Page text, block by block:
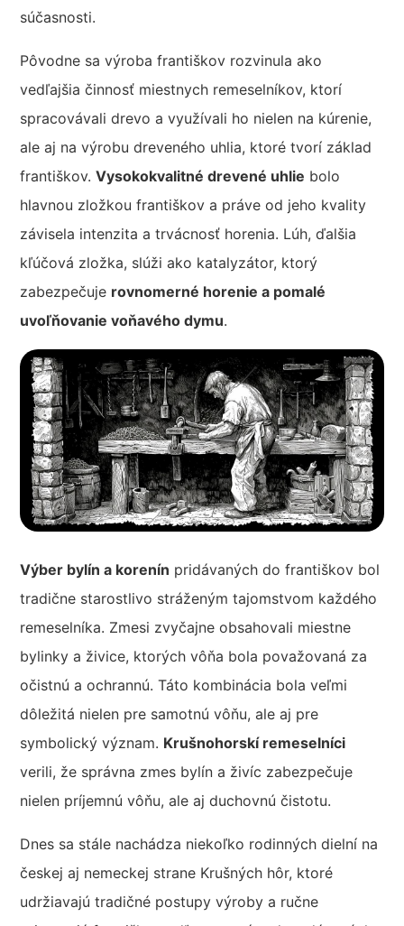
súčasnosti.
Pôvodne sa výroba františkov rozvinula ako
vedľajšia činnosť miestnych remeselníkov, ktorí
spracovávali drevo a využívali ho nielen na kúrenie,
ale aj na výrobu dreveného uhlia, ktoré tvorí základ
františkov.Vysokokvalitné drevené uhlie bolo
hlavnou zložkou františkov a práve od jeho kvality
závisela intenzita a trvácnosť horenia. Lúh, ďalšia
kľúčová zložka, slúži ako katalyzátor, ktorý
zabezpečuje rovnomerné horenie a pomalé
uvoľňovanie voňavého dymu.
Výber bylín a korenín pridávaných do františkov bol
tradične starostlivo stráženým tajomstvom každého
remeselníka. Zmesi zvyčajne obsahovali miestne
bylinky a živice, ktorých vôňa bola považovaná za
očistnú a ochrannú. Táto kombinácia bola veľmi
dôležitá nielen pre samotnú vôňu, ale aj pre
symbolický význam. Krušnohorskí remeselníci
verili, že správna zmes bylín a živíc zabezpečuje
nielen príjemnú vôňu, ale aj duchovnú čistotu.
Dnes sa stále nachádza niekoľko rodinných dielní na
českej aj nemeckej strane Krušných hôr, ktoré
udržiavajú tradičné postupy výroby a ručne